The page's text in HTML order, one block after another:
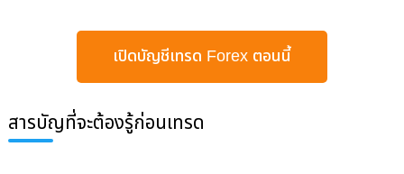
เปิดบัญชีเทรด Forex ตอนนี้
สารบัญที่จะต้องรู้ก่อนเทรด